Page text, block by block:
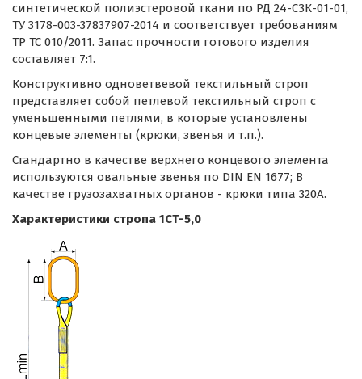
синтетической полиэстеровой ткани по РД 24-СЗК-01-01,
ТУ 3178-003-37837907-2014 и соответствует требованиям
ТР ТС 010/2011. Запас прочности готового изделия
составляет 7:1.
Конструктивно одноветвевой текстильный строп
представляет собой петлевой текстильный строп с
уменьшенными петлями, в которые установлены
концевые элементы (крюки, звенья и т.п.).
Стандартно в качестве верхнего концевого элемента
используются овальные звенья по DIN EN 1677; В
качестве грузозахватных органов - крюки типа 320А.
Характеристики стропа 1СТ-5,0